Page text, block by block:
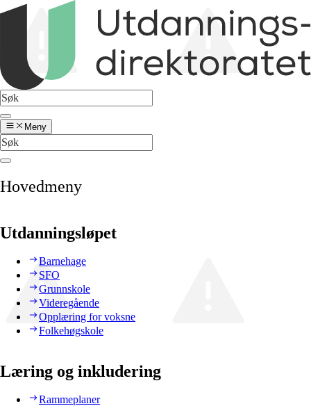
Meny
Hovedmeny
Utdanningsløpet
Barnehage
SFO
Grunnskole
Videregående
Opplæring for voksne
Folkehøgskole
Læring og inkludering
Rammeplaner